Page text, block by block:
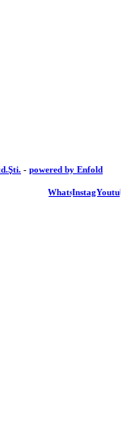
- powered by Enfold
WhatsAppInstagram